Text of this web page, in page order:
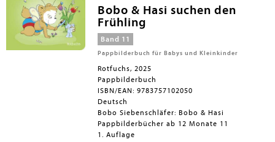
Bobo & Hasi suchen den
Frühling
Band 11
Pappbilderbuch für Babys und Kleinkinder
Rotfuchs, 2025
Pappbilderbuch
ISBN/EAN: 9783757102050
Deutsch
Bobo Siebenschläfer: Bobo & Hasi
Pappbilderbücher ab 12 Monate 11
1. Auflage